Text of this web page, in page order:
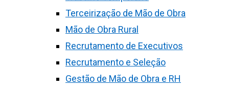
Terceirização de Mão de Obra
Mão de Obra Rural
Recrutamento de Executivos
Recrutamento e Seleção
Gestão de Mão de Obra e RH